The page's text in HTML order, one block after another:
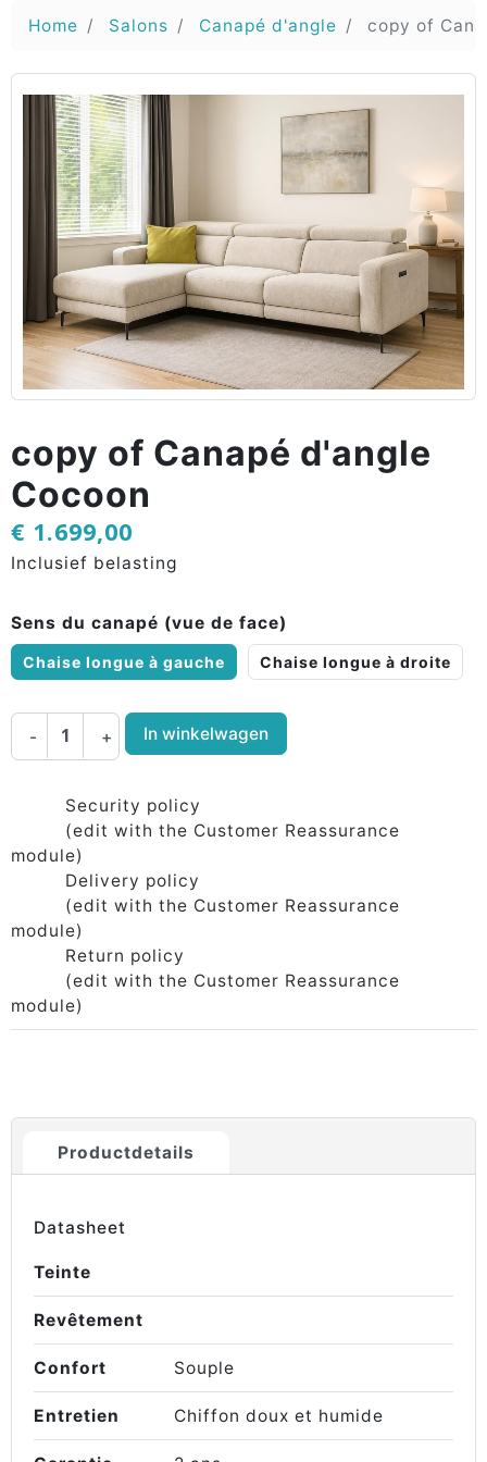
Home Salons Canapé d'angle copy of
copy of Canapé d'angle
Cocoon
€ 1.699,00
Inclusief belasting
Sens du canapé (vue de face)
Chaise longue à gauche Chaise longue à droite
- + In winkelwagen
Security policy
(edit with the Customer Reassurance
module)
Delivery policy
(edit with the Customer Reassurance
module)
Return policy
(edit with the Customer Reassurance
module)
Productdetails
Datasheet
Teinte
Revêtement
Confort Souple
Entretien Chiffon doux et humide